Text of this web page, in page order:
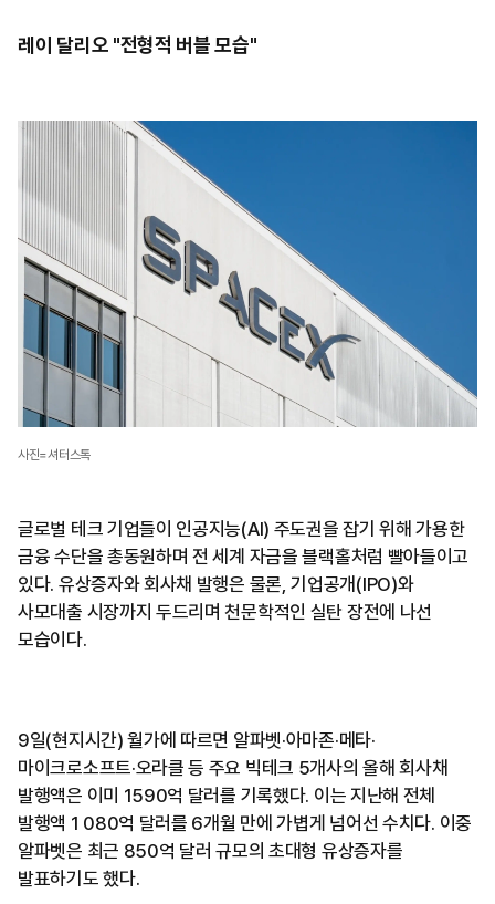
레이 달리오 "전형적 버블 모습"
사진=셔터스톡
글로벌 테크 기업들이 인공지능(AI) 주도권을 잡기 위해 가용한
금융 수단을 총동원하며 전 세계 자금을 블랙홀처럼 빨아들이고
있다. 유상증자와 회사채 발행은 물론, 기업공개(IPO)와
사모대출 시장까지 두드리며 천문학적인 실탄 장전에 나선
모습이다.
9일(현지시간) 월가에 따르면 알파벳·아마존·메타·
마이크로소프트·오라클 등 주요 빅테크 5개사의 올해 회사채
발행액은 이미 1590억 달러를 기록했다. 이는 지난해 전체
발행액 1 080억 달러를 6개월 만에 가볍게 넘어선 수치다. 이중
알파벳은 최근 850억 달러 규모의 초대형 유상증자를
발표하기도 했다.